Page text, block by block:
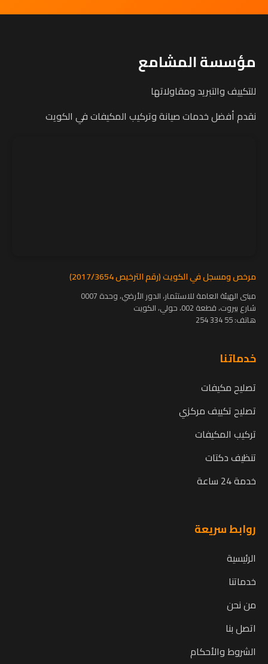
مؤسسة المشامع
للتكييف والتبريد ومقاولاتها
نقدم أفضل خدمات صيانة وتركيب المكيفات في الكويت
مرخص ومسجل في الكويت (رقم الترخيص 2017/3654)
مبنى الهيئة العامة للاستثمار، الدور الأرضي، وحدة 0007
شارع بيروت، قطعة 002، حولي، الكويت
هاتف:55 334 254
خدماتنا
تصليح مكيفات
تصليح تكييف مركزي
تركيب المكيفات
تنظيف دكتات
خدمة 24 ساعة
روابط سريعة
الرئيسية
خدماتنا
من نحن
اتصل بنا
الشروط والأحكام